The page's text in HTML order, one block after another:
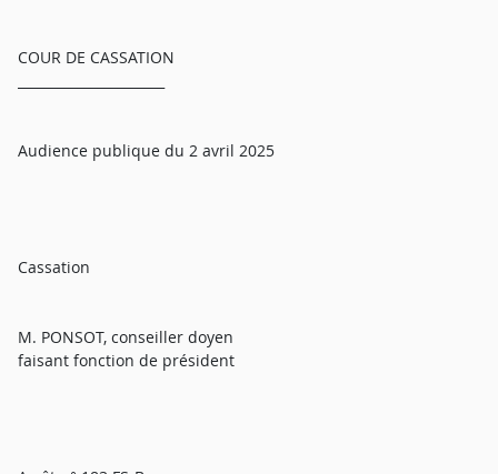
COUR DE CASSATION
Audience publique du 2 avril 2025
Cassation
M. PONSOT, conseiller doyen
faisant fonction de président